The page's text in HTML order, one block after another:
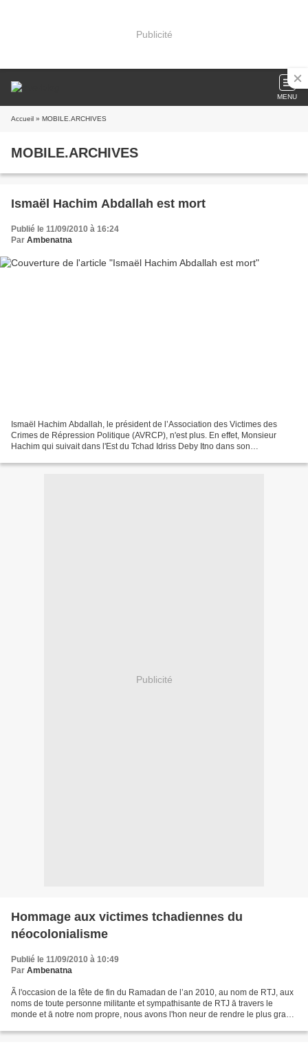
Publicité
MENU
Accueil » MOBILE.ARCHIVES
MOBILE.ARCHIVES
Ismaël Hachim Abdallah est mort
Publié le 11/09/2010 à 16:24
Par Ambenatna
Ismaël Hachim Abdallah, le président de l’Association des Victimes des
Crimes de Répression Politique (AVRCP), n'est plus. En effet, Monsieur
Hachim qui suivait dans l'Est du Tchad Idriss Deby Itno dans son
Publicité
Hommage aux victimes tchadiennes du
néocolonialisme
Publié le 11/09/2010 à 10:49
Par Ambenatna
Ã l'occasion de la fête de fin du Ramadan de l’an 2010, au nom de RTJ, aux
noms de toute personne militante et sympathisante de RTJ ā travers le
monde et ā notre nom propre, nous avons l'hon neur de rendre le plus grand